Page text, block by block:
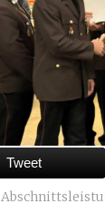
Tweet